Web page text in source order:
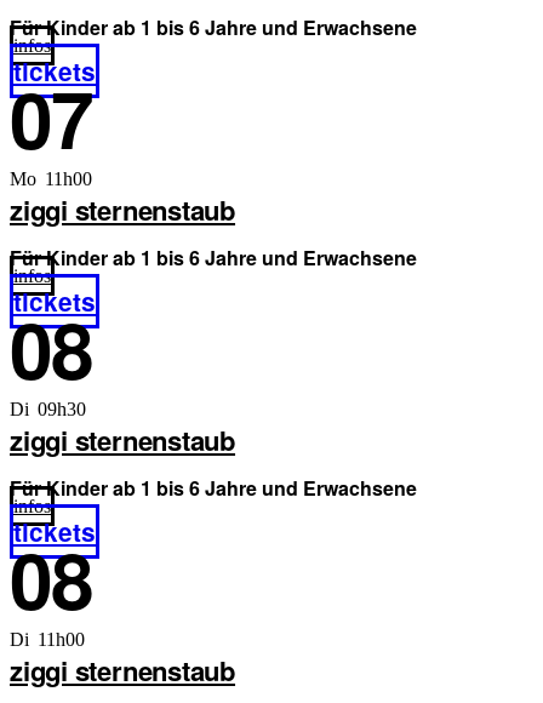
Für Kinder ab 1 bis 6 Jahre und Erwachsene
infos
tickets
07
Mo 11h00
ziggi sternenstaub
Für Kinder ab 1 bis 6 Jahre und Erwachsene
infos
tickets
08
Di 09h30
ziggi sternenstaub
Für Kinder ab 1 bis 6 Jahre und Erwachsene
infos
tickets
08
Di 11h00
ziggi sternenstaub